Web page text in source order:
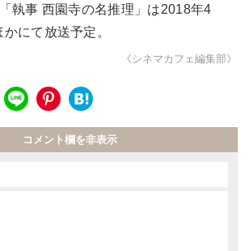
執事 西園寺の名推理」は2018年4
にて放送予定。
《シネマカフェ編集部》
コメント欄を非表示